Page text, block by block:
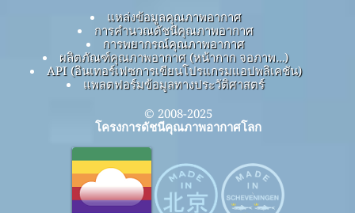
แหล่งข้อมูลคุณภาพอากาศ
การคำนวณดัชนีคุณภาพอากาศ
การพยากรณ์คุณภาพอากาศ
ผลิตภัณฑ์คุณภาพอากาศ (หน้ากาก จอภาพ…)
API (อินเทอร์เฟซการเขียนโปรแกรมแอปพลิเคชัน)
แพลตฟอร์มข้อมูลทางประวัติศาสตร์
© 2008-2025
โครงการดัชนีคุณภาพอากาศโลก